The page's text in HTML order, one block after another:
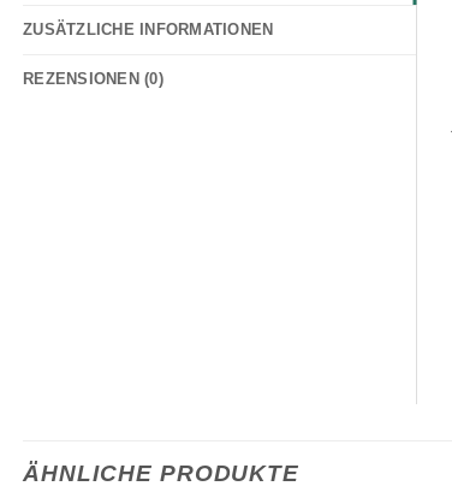
ZUSÄTZLICHE INFORMATIONEN
REZENSIONEN (0)
ÄHNLICHE PRODUKTE